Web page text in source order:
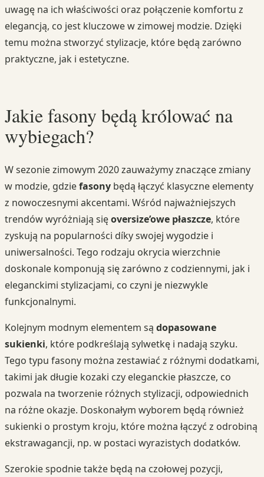
uwagę na ich właściwości oraz połączenie komfortu z
elegancją, co jest kluczowe w zimowej modzie. Dzięki
temu można stworzyć stylizacje, które będą zarówno
praktyczne, jak i estetyczne.
Jakie fasony będą królować na
wybiegach?
W sezonie zimowym 2020 zauważymy znaczące zmiany
w modzie, gdziefasony będą łączyć klasyczne elementy
z nowoczesnymi akcentami. Wśród najważniejszych
trendów wyróżniają sięoversize’owe płaszcze, które
zyskują na popularności díky swojej wygodzie i
uniwersalności. Tego rodzaju okrycia wierzchnie
doskonale komponują się zarówno z codziennymi, jak i
eleganckimi stylizacjami, co czyni je niezwykle
funkcjonalnymi.
Kolejnym modnym elementem są dopasowane
sukienki, które podkreślają sylwetkę i nadają szyku.
Tego typu fasony można zestawiać z różnymi dodatkami,
takimi jak długie kozaki czy eleganckie płaszcze, co
pozwala na tworzenie różnych stylizacji, odpowiednich
na różne okazje. Doskonałym wyborem będą również
sukienki o prostym kroju, które można łączyć z odrobiną
ekstrawagancji, np. w postaci wyrazistych dodatków.
Szerokie spodnie także będą na czołowej pozycji,